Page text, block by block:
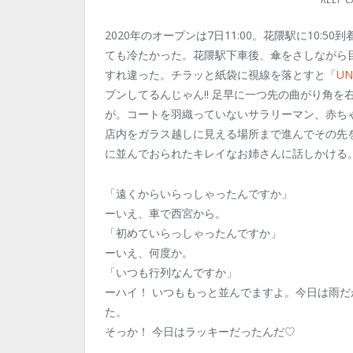
2020年のオープンは7日11:00。花隈駅に10:50
ても冷たかった。花隈駅下車後、傘をさしなが
すれ違った。チラッと紙袋に視線を落とすと「
プンしてるんじゃん‼️ 足早に一つ先の曲がり角
が。コートを羽織っていないサラリーマン、赤
店内をガラス越しに見える場所まで進んでその
に並んでおられたキレイなお姉さんに話しかける
「遠くからいらっしゃったんですか」
ーいえ、車で西宮から。
「初めていらっしゃったんですか」
ーいえ、何度か。
「いつも行列なんですか」
ーハイ！ いつももっと並んでますよ。今日は雨
た。
そっか！ 今日はラッキーだったんだ♡